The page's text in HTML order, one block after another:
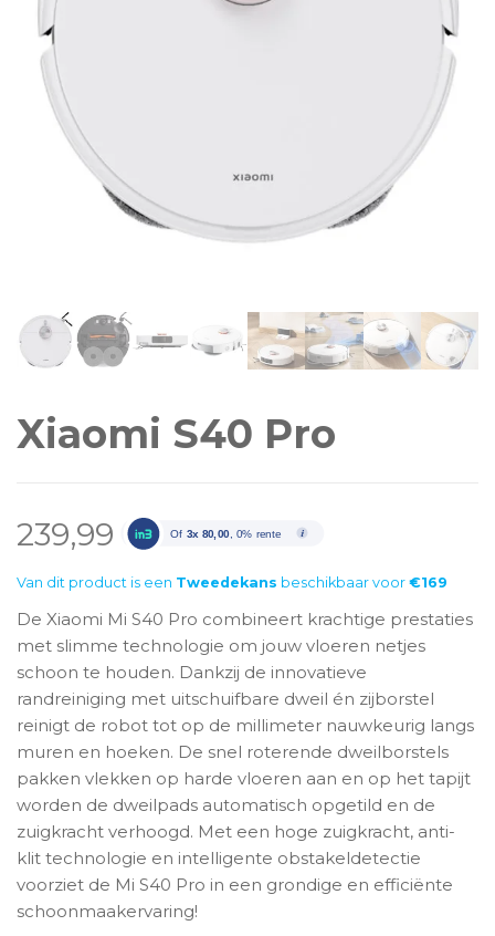
Xiaomi S40 Pro
239,99 Of 3x 80,00, 0% rente
Van dit product is een Tweedekans beschikbaar voor €169
De Xiaomi Mi S40 Pro combineert krachtige prestaties
met slimme technologie om jouw vloeren netjes
schoon te houden. Dankzij de innovatieve
randreiniging met uitschuifbare dweil én zijborstel
reinigt de robot tot op de millimeter nauwkeurig langs
muren en hoeken. De snel roterende dweilborstels
pakken vlekken op harde vloeren aan en op het tapijt
worden de dweilpads automatisch opgetild en de
zuigkracht verhoogd. Met een hoge zuigkracht, anti-
klit technologie en intelligente obstakeldetectie
voorziet de Mi S40 Pro in een grondige en efficiënte
schoonmaakervaring!